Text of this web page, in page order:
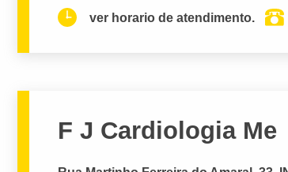
ver horario de atendimento.
F J Cardiologia Me